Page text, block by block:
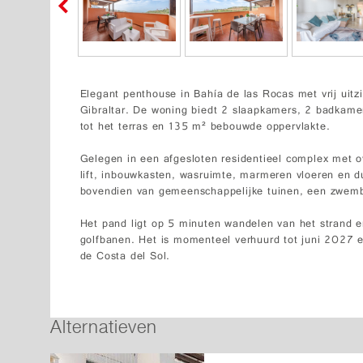
Elegant penthouse in Bahía de las Rocas met vrij
Gibraltar. De woning biedt 2 slaapkamers, 2
tot het terras en 135 m² bebouwde oppervlakte.
Gelegen in een afgesloten residentieel complex met
lift, inbouwkasten, wasruimte, marmeren vloeren en
bovendien van gemeenschappelijke tuinen, een
Het pand ligt op 5 minuten wandelen van het strand
golfbanen. Het is momenteel verhuurd tot juni 2027
de Costa del Sol.
Alternatieven